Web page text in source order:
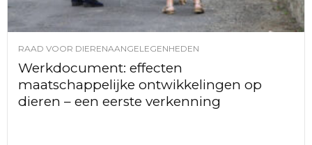
RAAD VOOR DIERENAANGELEGENHEDEN
Werkdocument: effecten
maatschappelijke ontwikkelingen op
dieren – een eerste verkenning